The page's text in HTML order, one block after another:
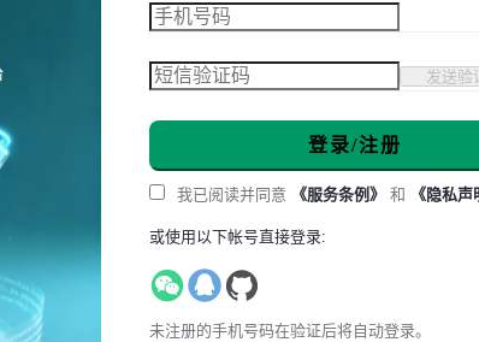
发送验
登录/注册
我已阅读并同意 《服务条例》 和 《隐私声
或使用以下帐号直接登录:
未注册的手机号码在验证后将自动登录。